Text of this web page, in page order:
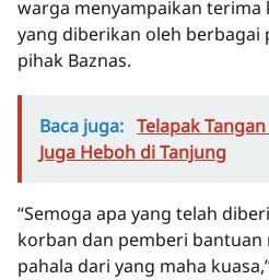
warga menyampaikan
yang diberikan oleh berbagai
pihak Baznas.
Baca juga: Telapak
Juga Heboh di Tanjung
“Semoga apa yang telah
korban dan pemberi bantuan
pahala dari yang maha